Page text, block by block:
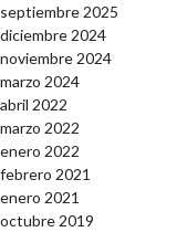
septiembre 2025
diciembre 2024
noviembre 2024
marzo 2024
abril 2022
marzo 2022
enero 2022
febrero 2021
enero 2021
octubre 2019